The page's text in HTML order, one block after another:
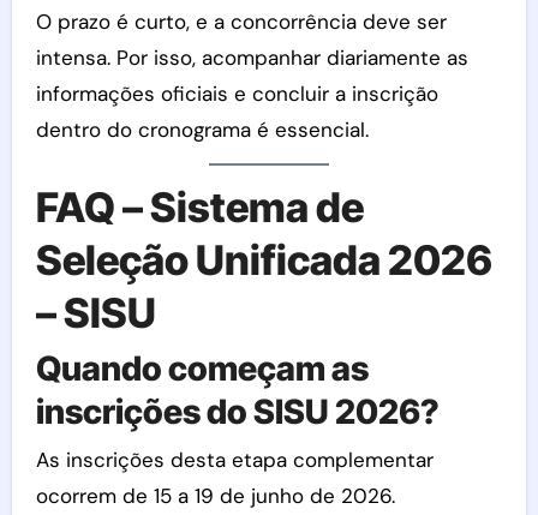
O prazo é curto, e a concorrência deve ser
intensa. Por isso, acompanhar diariamente as
informações oficiais e concluir a inscrição
dentro do cronograma é essencial.
FAQ – Sistema de
Seleção Unificada 2026
– SISU
Quando começam as
inscrições do SISU 2026?
As inscrições desta etapa complementar
ocorrem de 15 a 19 de junho de 2026.